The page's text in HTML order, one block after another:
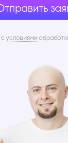
с условиями